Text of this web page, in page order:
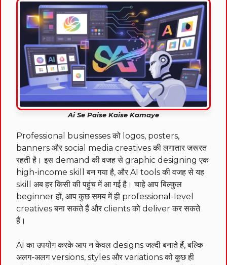
Ai Se Paise Kaise Kamaye
Professional businesses को logos, posters,
banners और social media creatives की लगातार जरूरत
रहती है। इस demand की वजह से graphic designing एक
high-income skill बन गया है, और AI tools की वजह से यह
skill अब हर किसी की पहुंच में आ गई है। चाहे आप बिल्कुल
beginner हों, आप कुछ समय में ही professional-level
creatives बना सकते हैं और clients को deliver कर सकते
हैं।
AI का उपयोग करके आप न केवल designs जल्दी बनाते हैं, बल्कि
अलग-अलग versions, styles और variations को कुछ ही